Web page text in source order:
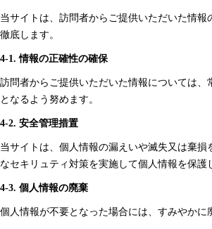
当サイトは、訪問者からご提供いただいた情報
徹底します。
4-1. 情報の正確性の確保
訪問者からご提供いただいた情報については、
となるよう努めます。
4-2. 安全管理措置
当サイトは、個人情報の漏えいや滅失又は棄損
なセキリュティ対策を実施して個人情報を保護
4-3. 個人情報の廃棄
個人情報が不要となった場合には、すみやかに